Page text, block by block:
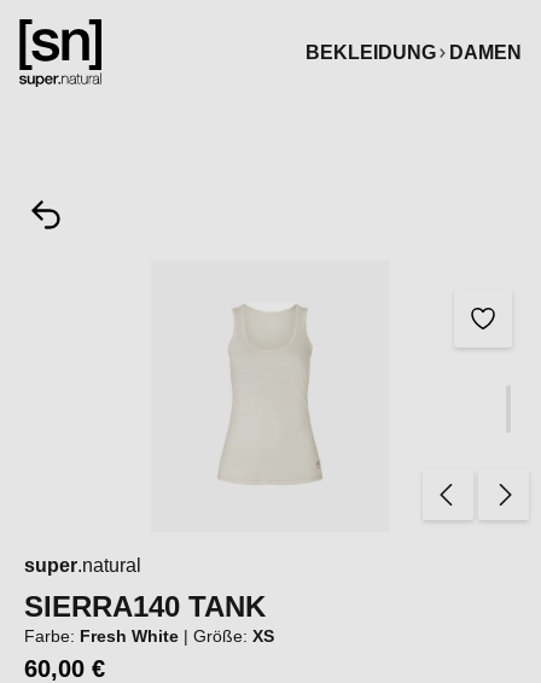
springen
BEKLEIDUNG
DAMEN
super.natural
SIERRA140 TANK
Farbe: Fresh White | Größe: XS
60,00 €